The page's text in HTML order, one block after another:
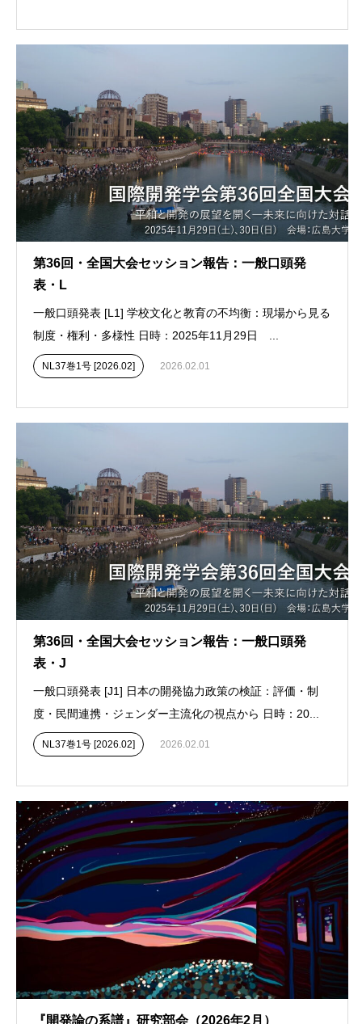
第36回・全国大会セッション報告：一般口頭発
表・L
一般口頭発表 [L1] 学校文化と教育の不均衡：現場から見る
制度・権利・多様性 日時：2025年11月29日 ...
NL37巻1号 [2026.02] 2026.02.01
第36回・全国大会セッション報告：一般口頭発
表・J
一般口頭発表 [J1] 日本の開発協力政策の検証：評価・制
度・民間連携・ジェンダー主流化の視点から 日時：20...
NL37巻1号 [2026.02] 2026.02.01
『開発論の系譜』研究部会（2026年2月）